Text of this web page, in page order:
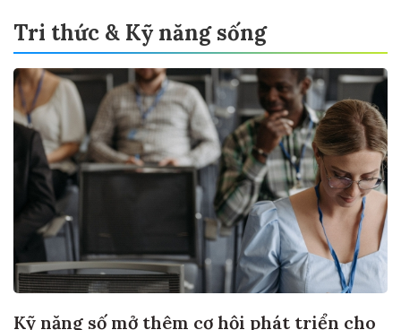
Tri thức & Kỹ năng sống
Kỹ năng số mở thêm cơ hội phát triển cho